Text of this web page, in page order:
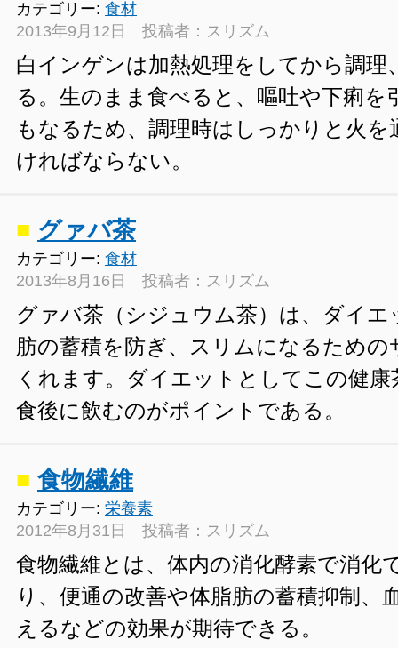
カテゴリー: 食材
2013年9月12日 投稿者：スリズム
白インゲンは加熱処理をしてから調理
る。生のまま食べると、嘔吐や下痢を
もなるため、調理時はしっかりと火
ければならない。
■ グァバ茶
カテゴリー: 食材
2013年8月16日 投稿者：スリズム
グァバ茶（シジュウム茶）は、ダイエ
肪の蓄積を防ぎ、スリムになるため
くれます。ダイエットとしてこの健
食後に飲むのがポイントである。
■ 食物繊維
カテゴリー: 栄養素
2012年8月31日 投稿者：スリズム
食物繊維とは、体内の消化酵素で消化
り、便通の改善や体脂肪の蓄積抑制、
えるなどの効果が期待できる。